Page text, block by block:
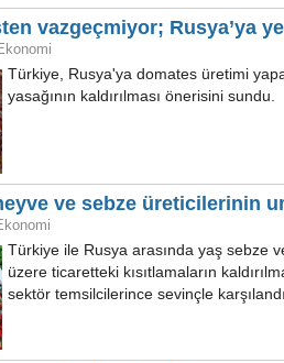
vazgeçmiyor; Rusya’ya
Türkiye, Rusya'ya domates üretimi
yasağının kaldırılması önerisini
ve sebze üreticilerinin
Türkiye ile Rusya arasında yaş sebze
üzere ticaretteki kısıtlamaların
sektör temsilcilerince sevinçle